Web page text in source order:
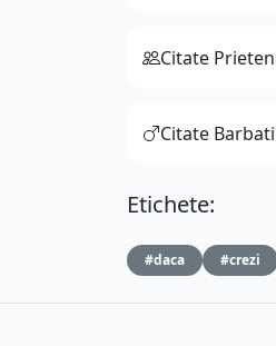
Citate
Citate
Etichete:
#daca #crezi